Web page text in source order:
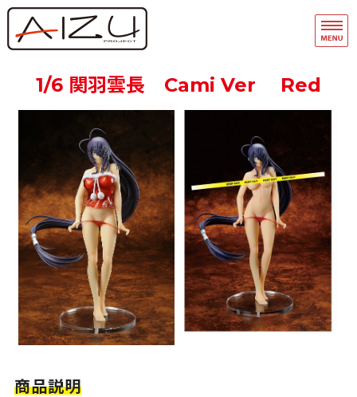
ホーム
フィギュアモデル完成品
フィギュアモデルキット
A-Team
マスキングテープ
1/6 関羽雲長 Cami Ver Red
商品説明